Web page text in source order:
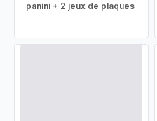
panini + 2 jeux de plaques